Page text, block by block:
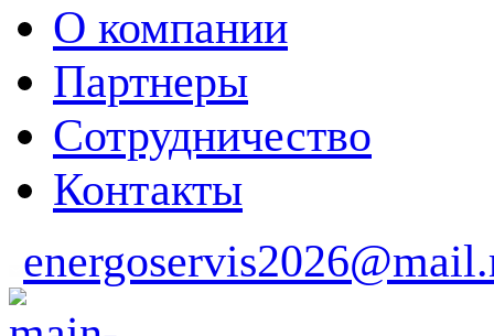
О компании
Партнеры
Сотрудничество
Контакты